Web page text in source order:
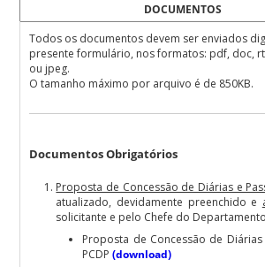
DOCUMENTOS
Todos os documentos devem ser enviados
presente formulário, nos formatos: pdf, doc,
ou jpeg.
O tamanho máximo por arquivo é de 850KB.
Documentos Obrigatórios
Proposta de Concessão de Diárias e
atualizado, devidamente preenchido e
solicitante e pelo Chefe do
Proposta de Concessão de Diárias
PCDP(download)